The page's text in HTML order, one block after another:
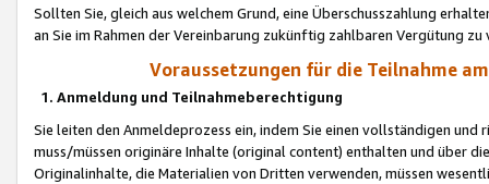
Sollten Sie, gleich aus welchem Grund, eine Überschusszahlung
an Sie im Rahmen der Vereinbarung zukünftig zahlbaren Vergütung zu
Voraussetzungen für die Teilnahme
1. Anmeldung und Teilnahmeberechtigung
Sie leiten den Anmeldeprozess ein, indem Sie einen vollständigen
muss/müssen originäre Inhalte (original content) enthalten und über
Originalinhalte, die Materialien von Dritten verwenden, müssen